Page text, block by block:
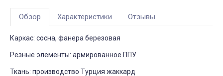
Обзор Характеристики Отзывы
Каркас: сосна, фанера березовая
Резные элементы: армированное ППУ
Ткань: производство Турция жаккард